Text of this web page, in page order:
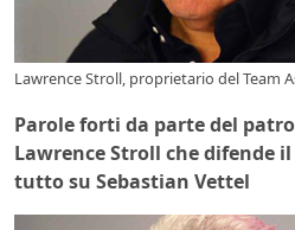
Lawrence Stroll, proprietario del Team
Parole forti da parte del
Lawrence Stroll che difende
tutto su Sebastian Vettel